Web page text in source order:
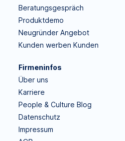
Beratungsgespräch
Produktdemo
Neugründer Angebot
Kunden werben Kunden
Firmeninfos
Über uns
Karriere
People & Culture Blog
Datenschutz
Impressum